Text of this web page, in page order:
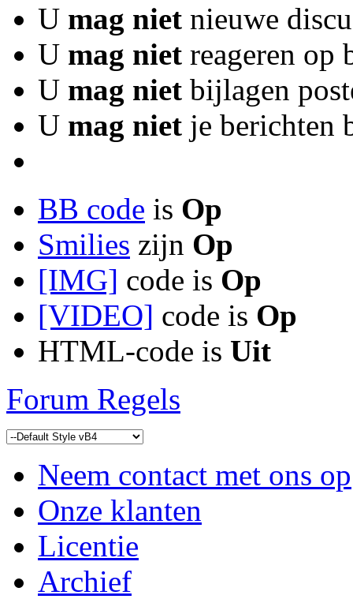
U mag niet nieuwe
U mag niet reageren op
U mag niet bijlagen
U mag niet je berichten
BB code is Op
Smilies zijn Op
[IMG] code is Op
[VIDEO] code is Op
HTML-code is Uit
Forum Regels
Neem contact met ons op
Onze klanten
Licentie
Archief